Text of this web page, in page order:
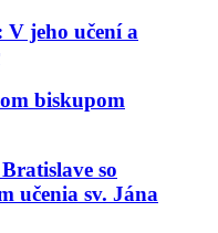
V jeho učení a
biskupom
so
učenia sv. Jána